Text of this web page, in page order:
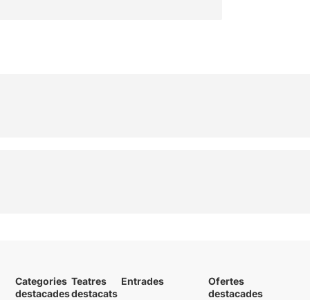
Categories
destacades
Teatres
destacats
Entrades
Ofertes
destacades